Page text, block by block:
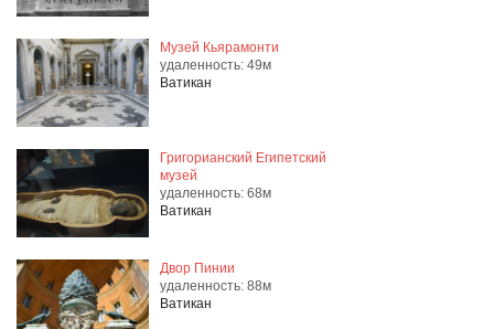
Музей Кьярамонти
удаленность: 49м
Ватикан
Григорианский Египетский
музей
удаленность: 68м
Ватикан
Двор Пинии
удаленность: 88м
Ватикан